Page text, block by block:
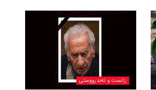
زانست و تەندرووستی